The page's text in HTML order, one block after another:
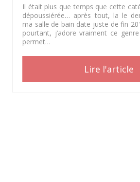
Il était plus que temps que cette
dépoussiérée… après tout, la le
ma salle de bain date juste de fin
pourtant, j’adore vraiment ce
permet…
Lire l'article